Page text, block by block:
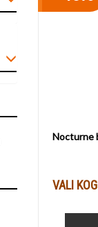
Nocturne
VALI